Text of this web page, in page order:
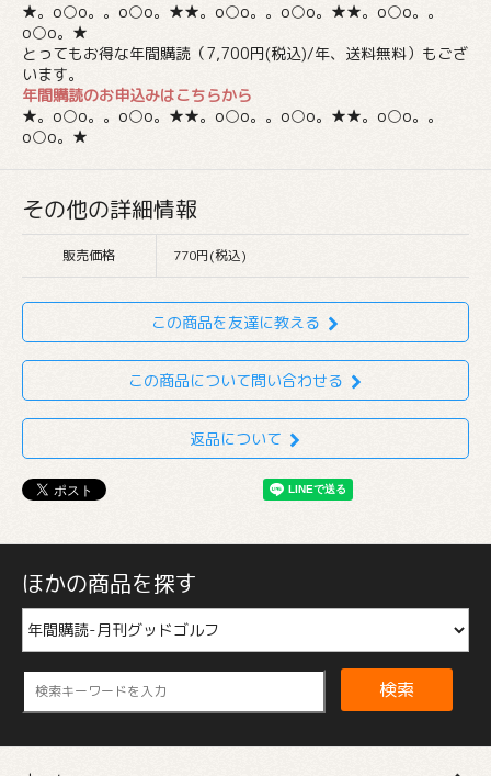
★。o○o。。o○o。★★。o○o。。o○o。★★。o○o。。
o○o。★
とってもお得な年間購読（7,700円(税込)/年、送料無料）もござ
います。
年間購読のお申込みはこちらから
★。o○o。。o○o。★★。o○o。。o○o。★★。o○o。。
o○o。★
その他の詳細情報
販売価格 770円(税込)
この商品を友達に教える
この商品について問い合わせる
返品について
ほかの商品を探す
検索